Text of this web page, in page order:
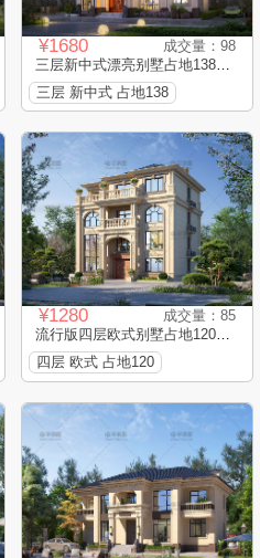
¥1680
成交量：98
三层新中式漂亮别墅占地138平...
三层 新中式 占地138
¥1280
成交量：85
流行版四层欧式别墅占地120平...
四层 欧式 占地120